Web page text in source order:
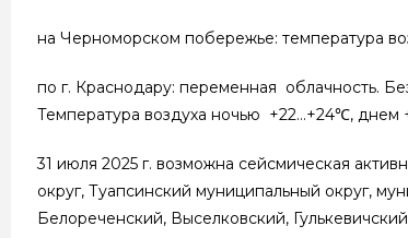
на Черноморском побережье: температура
по г. Краснодару: переменная облачность.
Температура воздуха ночью +22…+24℃, днем
31 июля 2025 г. возможна сейсмическая
округ, Туапсинский муниципальный округ,
Белореченский, Выселковский,